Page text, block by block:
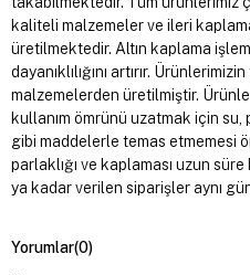
kaliteli malzemeler ve ileri
üretilmektedir. Altın kaplama
dayanıklılığını artırır.
malzemelerden üretilmiştir.
kullanım ömrünü uzatmak için
gibi maddelerle temas etmemesi
parlaklığı ve kaplaması uzun
ya kadar verilen siparişler aynı
Yorumlar(0)